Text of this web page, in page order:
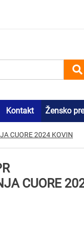
Kontakt Žensko
CUORE 2024 KOVIN
CUORE